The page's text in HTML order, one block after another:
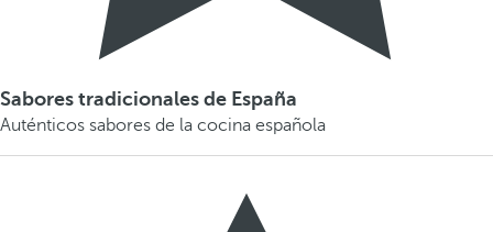
Sabores tradicionales de España
Auténticos sabores de la cocina española